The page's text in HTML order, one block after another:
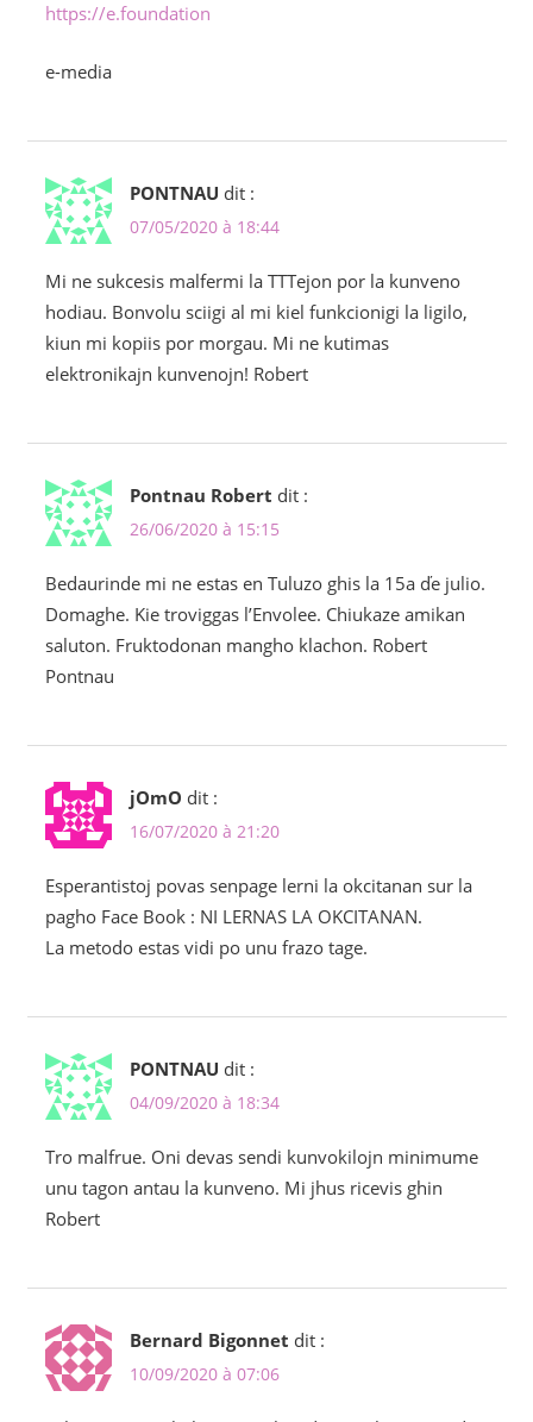
https://e.foundation
e-media
PONTNAU dit :
07/05/2020 à 18:44
Mi ne sukcesis malfermi la TTTejon por la kunveno
hodiau. Bonvolu sciigi al mi kiel funkcionigi la ligilo,
kiun mi kopiis por morgau. Mi ne kutimas
elektronikajn kunvenojn! Robert
Pontnau Robert dit :
26/06/2020 à 15:15
Bedaurinde mi ne estas en Tuluzo ghis la 15a ďe julio.
Domaghe. Kie troviggas l’Envolee. Chiukaze amikan
saluton. Fruktodonan mangho klachon. Robert
Pontnau
jOmO dit :
16/07/2020 à 21:20
Esperantistoj povas senpage lerni la okcitanan sur la
pagho Face Book : NI LERNAS LA OKCITANAN.
La metodo estas vidi po unu frazo tage.
PONTNAU dit :
04/09/2020 à 18:34
Tro malfrue. Oni devas sendi kunvokilojn minimume
unu tagon antau la kunveno. Mi jhus ricevis ghin
Robert
Bernard Bigonnet dit :
10/09/2020 à 07:06